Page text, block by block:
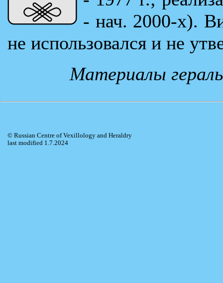
- нач. 2000-х).
не использовался и не
Материалы
© Russian Centre of Vexillology and Heraldry
last modified 1.7.2024